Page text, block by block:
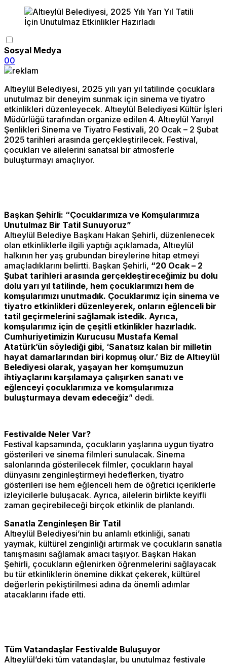
Sosyal Medya
00
Altıeylül Belediyesi, 2025 yılı yarı yıl tatilinde çocuklara
unutulmaz bir deneyim sunmak için sinema ve tiyatro
etkinlikleri düzenleyecek. Altıeylül Belediyesi Kültür İşleri
Müdürlüğü tarafından organize edilen 4. Altıeylül Yarıyıl
Şenlikleri Sinema ve Tiyatro Festivali, 20 Ocak – 2 Şubat
2025 tarihleri arasında gerçekleştirilecek. Festival,
çocukları ve ailelerini sanatsal bir atmosferle
buluşturmayı amaçlıyor.
Başkan Şehirli: “Çocuklarımıza ve Komşularımıza
Unutulmaz Bir Tatil Sunuyoruz”
Altıeylül Belediye Başkanı Hakan Şehirli, düzenlenecek
olan etkinliklerle ilgili yaptığı açıklamada, Altıeylül
halkının her yaş grubundan bireylerine hitap etmeyi
amaçladıklarını belirtti. Başkan Şehirli, “20 Ocak – 2
Şubat tarihleri arasında gerçekleştireceğimiz bu dolu
dolu yarı yıl tatilinde, hem çocuklarımızı hem de
komşularımızı unutmadık. Çocuklarımız için sinema ve
tiyatro etkinlikleri düzenleyerek, onların eğlenceli bir
tatil geçirmelerini sağlamak istedik. Ayrıca,
komşularımız için de çeşitli etkinlikler hazırladık.
Cumhuriyetimizin Kurucusu Mustafa Kemal
Atatürk’ün söylediği gibi, ‘Sanatsız kalan bir milletin
hayat damarlarından biri kopmuş olur.’ Biz de Altıeylül
Belediyesi olarak, yaşayan her komşumuzun
ihtiyaçlarını karşılamaya çalışırken sanatı ve
eğlenceyi çocuklarımıza ve komşularımıza
buluşturmaya devam edeceğiz” dedi.
Festivalde Neler Var?
Festival kapsamında, çocukların yaşlarına uygun tiyatro
gösterileri ve sinema filmleri sunulacak. Sinema
salonlarında gösterilecek filmler, çocukların hayal
dünyasını zenginleştirmeyi hedeflerken, tiyatro
gösterileri ise hem eğlenceli hem de öğretici içeriklerle
izleyicilerle buluşacak. Ayrıca, ailelerin birlikte keyifli
zaman geçirebileceği birçok etkinlik de planlandı.
Sanatla Zenginleşen Bir Tatil
Altıeylül Belediyesi’nin bu anlamlı etkinliği, sanatı
yaymak, kültürel zenginliği artırmak ve çocukların sanatla
tanışmasını sağlamak amacı taşıyor. Başkan Hakan
Şehirli, çocukların eğlenirken öğrenmelerini sağlayacak
bu tür etkinliklerin önemine dikkat çekerek, kültürel
değerlerin pekiştirilmesi adına da önemli adımlar
atacaklarını ifade etti.
Tüm Vatandaşlar Festivalde Buluşuyor
Altıeylül’deki tüm vatandaşlar, bu unutulmaz festivale